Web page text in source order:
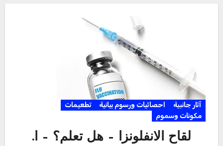
آثار جانبية احصائيات ورسوم بيانية
تطعيمات
مكونات وسموم
لقاح الانفلونزا – هل تعلم؟ – ا.